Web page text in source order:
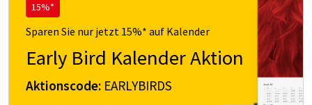
15%*
Sparen Sie nur jetzt 15%* auf Kalender
Early Bird Kalender Aktion
Aktionscode: EARLYBIRDS